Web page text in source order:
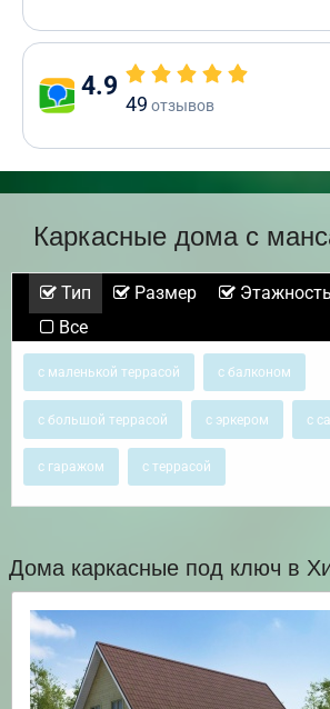
4.9
49 отзывов
Каркасные дома с
Тип Размер Этажность
Все
с маленькой террасой с балконом
с большой террасой с эркером с
с гаражом с террасой
Дома каркасные под ключ в